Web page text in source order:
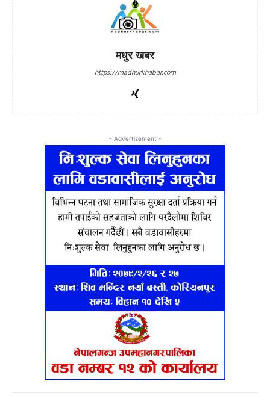
मधुर खबर
https://madhurkhabar.com
- Advertisement -